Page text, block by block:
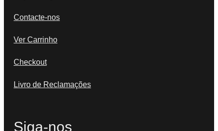
Contacte-nos
Ver Carrinho
Checkout
Livro de Reclamações
Siga-nos